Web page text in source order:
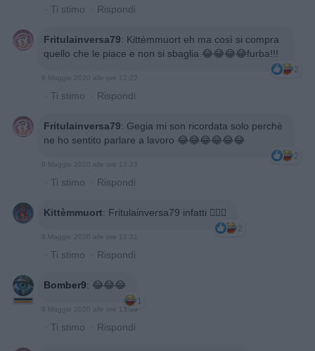
· Ti stimo · Rispondi
Fritulainversa79: Kittèmmuort eh ma così si compra
quello che le piace e non si sbaglia 😂😂😂😂furba!!!
2
· Ti stimo · Rispondi
Fritulainversa79: Gegia mi son ricordata solo perchè
ne ho sentito parlare a lavoro 😂😂😂😂😂😂
2
· Ti stimo · Rispondi
Kittèmmuort: Fritulainversa79 infatti 🤷🏻‍♂️
2
· Ti stimo · Rispondi
Bomber9: 😂😂😂
1
9 Maggio 2020 alle ore 13:39
· Ti stimo · Rispondi